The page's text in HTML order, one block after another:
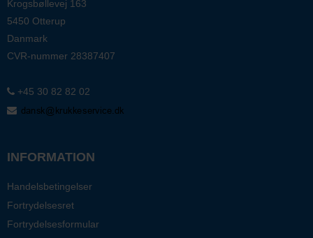
Krogsbøllevej 163
5450 Otterup
Danmark
CVR-nummer 28387407
+45 30 82 82 02
INFORMATION
Handelsbetingelser
Fortrydelsesret
Fortrydelsesformular